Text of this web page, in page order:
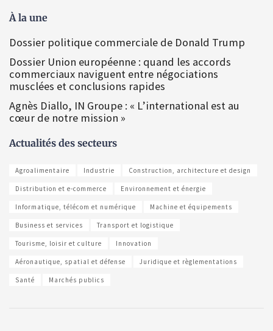
À la une
Dossier politique commerciale de Donald Trump
Dossier Union européenne : quand les accords
commerciaux naviguent entre négociations
musclées et conclusions rapides
Agnès Diallo, IN Groupe : « L’international est au
cœur de notre mission »
Actualités des secteurs
Agroalimentaire Industrie Construction, architecture et design
Distribution et e-commerce Environnement et énergie
Informatique, télécom et numérique Machine et équipements
Business et services Transport et logistique
Tourisme, loisir et culture Innovation
Aéronautique, spatial et défense Juridique et règlementations
Santé Marchés publics